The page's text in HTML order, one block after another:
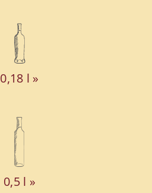
0,18 l »
0,5 l »